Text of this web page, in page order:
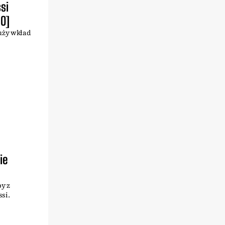
wkład
z